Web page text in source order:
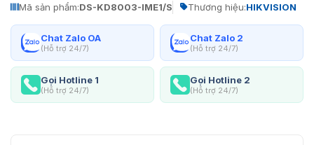
Mã sản phẩm:DS-KD8003-IME1/S Thương hiệu:HIKVISION
Chat Zalo OA
(Hỗ trợ 24/7)
Chat Zalo 2
(Hỗ trợ 24/7)
Gọi Hotline 1
(Hỗ trợ 24/7)
Gọi Hotline 2
(Hỗ trợ 24/7)